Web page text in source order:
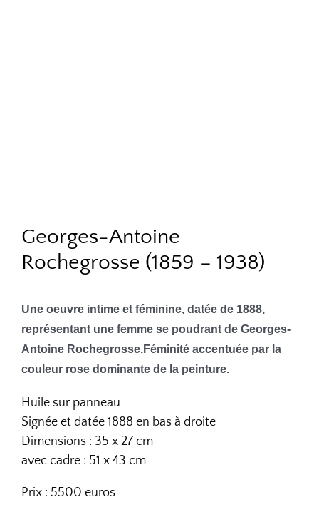
Georges-Antoine
Rochegrosse (1859 – 1938)
Une oeuvre intime et féminine, datée de 1888,
représentant une femme se poudrant de Georges-
Antoine Rochegrosse.Féminité accentuée par la
couleur rose dominante de la peinture.
Huile sur panneau
Signée et datée 1888 en bas à droite
Dimensions : 35 x 27 cm
avec cadre : 51 x 43 cm
Prix : 5500 euros